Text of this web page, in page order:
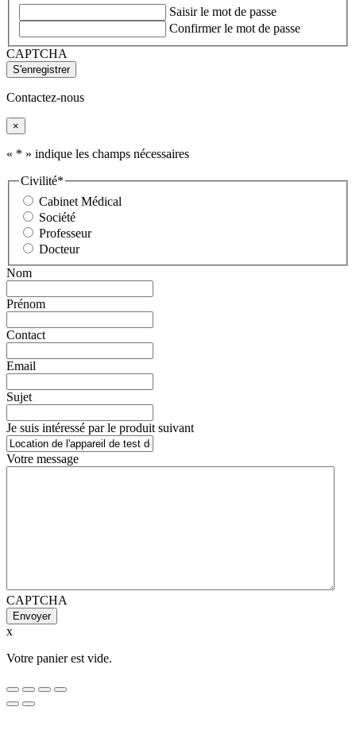
Saisir le mot de passe
Confirmer le mot de passe
CAPTCHA
Contactez-nous
×
« * » indique les champs nécessaires
Civilité*
Cabinet Médical
Société
Professeur
Docteur
Nom
Prénom
Contact
Email
Sujet
Je suis intéressé par le produit suivant
Votre message
CAPTCHA
x
Votre panier est vide.